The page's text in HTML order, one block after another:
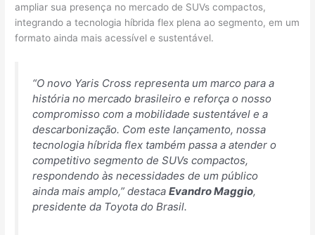
ampliar sua presença no mercado de SUVs compactos,
integrando a tecnologia híbrida flex plena ao segmento, em um
formato ainda mais acessível e sustentável.
“O novo Yaris Cross representa um marco para a
história no mercado brasileiro e reforça o nosso
compromisso com a mobilidade sustentável e a
descarbonização. Com este lançamento, nossa
tecnologia híbrida flex também passa a atender o
competitivo segmento de SUVs compactos,
respondendo às necessidades de um público
ainda mais amplo,” destacaEvandro Maggio,
presidente da Toyota do Brasil.